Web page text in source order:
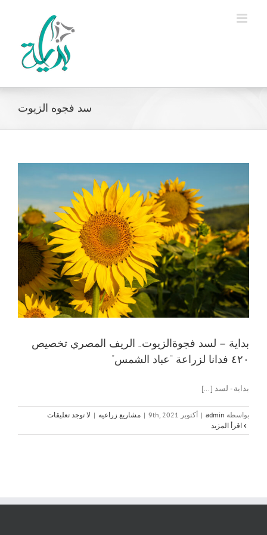
سد فجوه الزيوت
بداية – لسد فجوةالزيوت.. الريف المصري تخصيص
٤٢٠ فدانا لزراعة “عباد الشمس”
بداية - لسد [...]
بواسطة admin
| أكتوبر 9th, 2021 | مشاريع زراعيه | لا توجد تعليقات